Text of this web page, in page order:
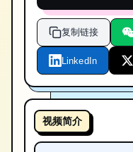
复制链接
LinkedIn
视频简介